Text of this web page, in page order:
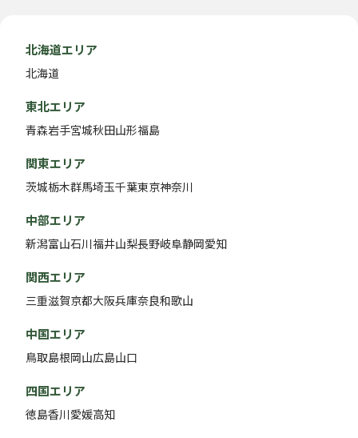
北海道エリア
北海道
東北エリア
青森岩手宮城秋田山形福島
関東エリア
茨城栃木群馬埼玉千葉東京神奈川
中部エリア
新潟富山石川福井山梨長野岐阜静岡愛知
関西エリア
三重滋賀京都大阪兵庫奈良和歌山
中国エリア
鳥取島根岡山広島山口
四国エリア
徳島香川愛媛高知